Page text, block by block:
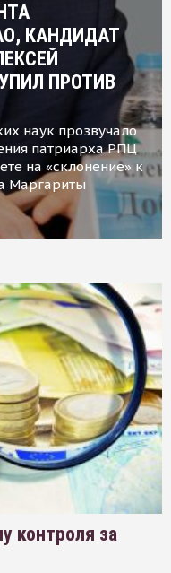
КАНДИДАТ
ПРОТИВ
наук прозвучало
патриарха РПЦ
на «склонение» к
Маргариты
контроля за